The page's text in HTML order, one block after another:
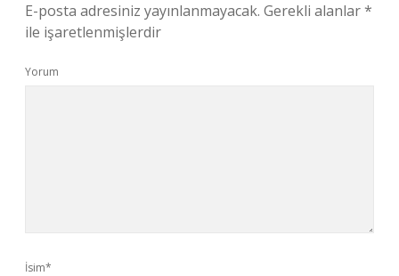
E-posta adresiniz yayınlanmayacak. Gerekli alanlar*
ile işaretlenmişlerdir
Yorum
İsim*